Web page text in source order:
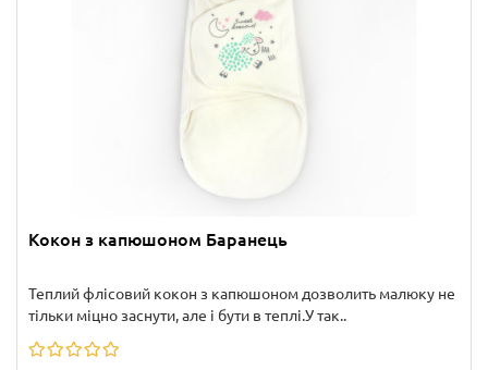
Кокон з капюшоном Баранець
Теплий флісовий кокон з капюшоном дозволить малюку не
тільки міцно заснути, але і бути в теплі.У так..